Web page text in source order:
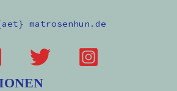
matrosenhun.de